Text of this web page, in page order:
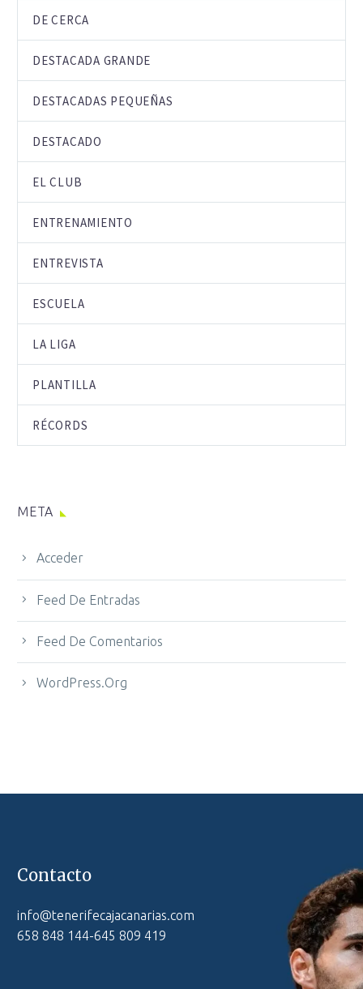
DE CERCA
DESTACADA GRANDE
DESTACADAS PEQUEÑAS
DESTACADO
EL CLUB
ENTRENAMIENTO
ENTREVISTA
ESCUELA
LA LIGA
PLANTILLA
RÉCORDS
META
Acceder
Feed De Entradas
Feed De Comentarios
WordPress.org
Contacto
info@tenerifecajacanarias.com
658 848 144-645 809 419